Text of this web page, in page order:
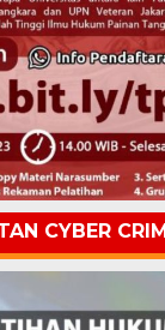
CYBER